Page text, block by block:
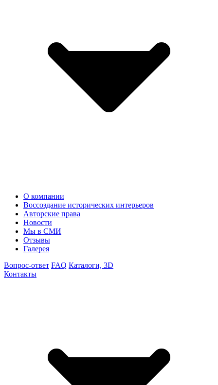
О компании
Воссоздание исторических интерьеров
Авторские права
Новости
Мы в СМИ
Отзывы
Галерея
Вопрос-ответ FAQ Каталоги, 3D
Контакты